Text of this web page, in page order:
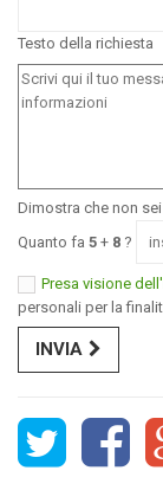
Testo della richiesta
Dimostra che non
Quanto fa 5 + 8 ?
Presa visione
personali per la
INVIA